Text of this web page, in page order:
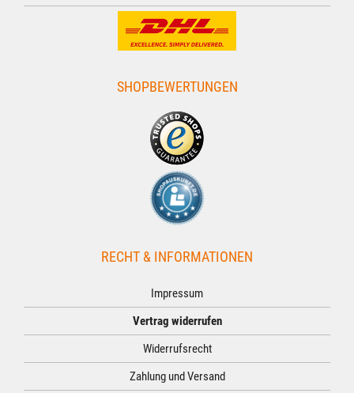
SHOPBEWERTUNGEN
RECHT & INFORMATIONEN
Impressum
Vertrag widerrufen
Widerrufsrecht
Zahlung und Versand